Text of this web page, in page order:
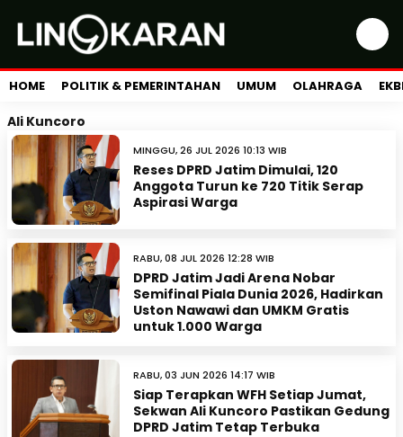
HOME POLITIK & PEMERINTAHAN UMUM OLAHRAGA
Ali Kuncoro
MINGGU, 26 JUL 2026 10:13 WIB
Reses DPRD Jatim Dimulai, 120
Anggota Turun ke 720 Titik Serap
Aspirasi Warga
RABU, 08 JUL 2026 12:28 WIB
DPRD Jatim Jadi Arena Nobar
Semifinal Piala Dunia 2026, Hadirkan
Uston Nawawi dan UMKM Gratis
untuk 1.000 Warga
RABU, 03 JUN 2026 14:17 WIB
Siap Terapkan WFH Setiap Jumat,
Sekwan Ali Kuncoro Pastikan Gedung
DPRD Jatim Tetap Terbuka